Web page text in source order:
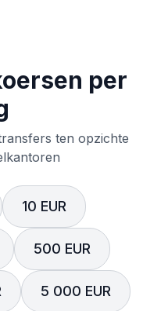
per
ten opzichte
10 EUR
500 EUR
5 000 EUR